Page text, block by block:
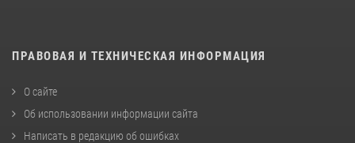
ПРАВОВАЯ И ТЕХНИЧЕСКАЯ ИНФОРМАЦИЯ
О сайте
Об использовании информации сайта
Написать в редакцию об ошибках